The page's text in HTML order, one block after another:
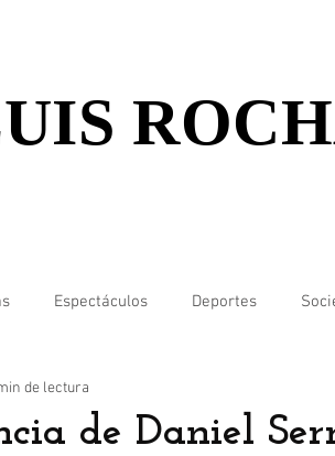
Espectáculos Deportes
de Daniel
de lectura